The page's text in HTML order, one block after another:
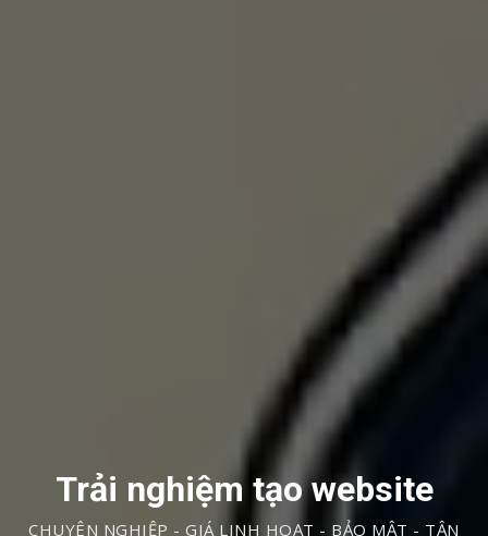
Trải nghiệm tạo website
CHUYÊN NGHIỆP - GIÁ LINH HOẠT - BẢO MẬT - TẬN